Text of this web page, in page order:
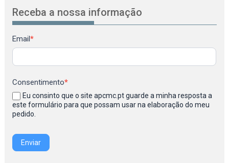
Receba a nossa informação
Newsletter
Email*
Consentimento*
Eu consinto que o site apcmc.pt guarde a minha resposta a
este formulário para que possam usar na elaboração do meu
pedido.
Enviar